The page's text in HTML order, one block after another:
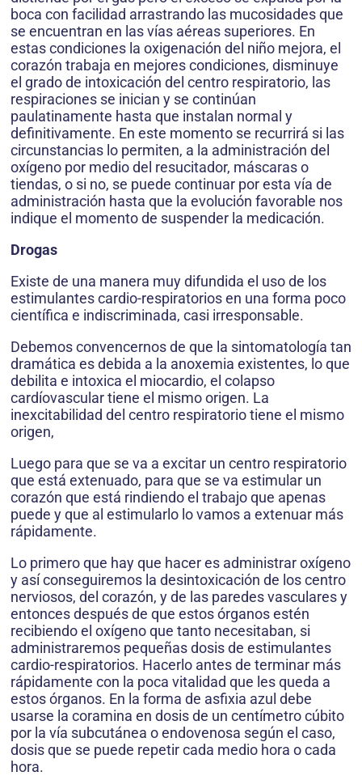
boca con facilidad arrastrando las mucosidades que
se encuentran en las vías aéreas superiores. En
estas condiciones la oxigenación del niño mejora, el
corazón trabaja en mejores condiciones, disminuye
el grado de intoxicación del centro respiratorio, las
respiraciones se inician y se continúan
paulatinamente hasta que instalan normal y
definitivamente. En este momento se recurrirá si las
circunstancias lo permiten, a la administración del
oxígeno por medio del resucitador, máscaras o
tiendas, o si no, se puede continuar por esta vía de
administración hasta que la evolución favorable nos
indique el momento de suspender la medicación.
Drogas
Existe de una manera muy difundida el uso de los
estimulantes cardio-respiratorios en una forma poco
científica e indiscriminada, casi irresponsable.
Debemos convencernos de que la sintomatología tan
dramática es debida a la anoxemia existentes, lo que
debilita e intoxica el miocardio, el colapso
cardíovascular tiene el mismo origen. La
inexcitabilidad del centro respiratorio tiene el mismo
origen,
Luego para que se va a excitar un centro respiratorio
que está extenuado, para que se va estimular un
corazón que está rindiendo el trabajo que apenas
puede y que al estimularlo lo vamos a extenuar más
rápidamente.
Lo primero que hay que hacer es administrar oxígeno
y así conseguiremos la desintoxicación de los centro
nerviosos, del corazón, y de las paredes vasculares y
entonces después de que estos órganos estén
recibiendo el oxígeno que tanto necesitaban, si
administraremos pequeñas dosis de estimulantes
cardio-respiratorios. Hacerlo antes de terminar más
rápidamente con la poca vitalidad que les queda a
estos órganos. En la forma de asfixia azul debe
usarse la coramina en dosis de un centímetro cúbito
por la vía subcutánea o endovenosa según el caso,
dosis que se puede repetir cada medio hora o cada
hora.